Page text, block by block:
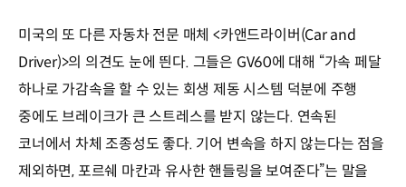
미국의 또 다른 자동차 전문 매체 <카앤드라이버(Car and
Driver)>의 의견도 눈에 띈다. 그들은 GV60에 대해 “가속 페달
하나로 가감속을 할 수 있는 회생 제동 시스템 덕분에 주행
중에도 브레이크가 큰 스트레스를 받지 않는다. 연속된
코너에서 차체 조종성도 좋다. 기어 변속을 하지 않는다는 점을
제외하면, 포르쉐 마칸과 유사한 핸들링을 보여준다”는 말을